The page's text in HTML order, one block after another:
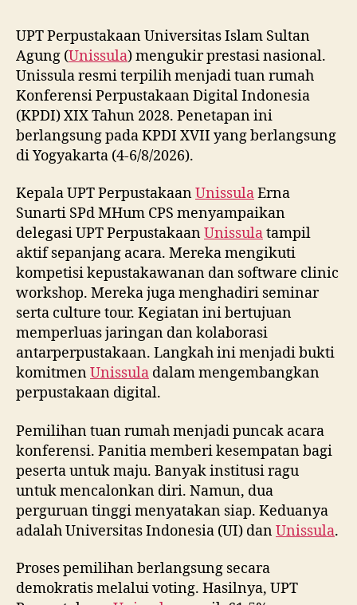
UPT Perpustakaan Universitas Islam Sultan
Agung (Unissula) mengukir prestasi nasional.
Unissula resmi terpilih menjadi tuan rumah
Konferensi Perpustakaan Digital Indonesia
(KPDI) XIX Tahun 2028. Penetapan ini
berlangsung pada KPDI XVII yang berlangsung
di Yogyakarta (4-6/8/2026).
Kepala UPT PerpustakaanUnissulaErna
Sunarti SPd MHum CPS menyampaikan
delegasi UPT PerpustakaanUnissulatampil
aktif sepanjang acara. Mereka mengikuti
kompetisi kepustakawanan dan software clinic
workshop. Mereka juga menghadiri seminar
serta culture tour. Kegiatan ini bertujuan
memperluas jaringan dan kolaborasi
antarperpustakaan. Langkah ini menjadi bukti
komitmenUnissula dalam mengembangkan
perpustakaan digital.
Pemilihan tuan rumah menjadi puncak acara
konferensi. Panitia memberi kesempatan bagi
peserta untuk maju. Banyak institusi ragu
untuk mencalonkan diri. Namun, dua
perguruan tinggi menyatakan siap. Keduanya
adalah Universitas Indonesia (UI) danUnissula.
Proses pemilihan berlangsung secara
demokratis melalui voting. Hasilnya, UPT